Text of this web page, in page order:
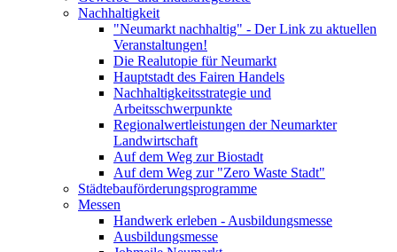
Nachhaltigkeit
"Neumarkt nachhaltig" - Der Link zu aktuellen
Veranstaltungen!
Die Realutopie für Neumarkt
Hauptstadt des Fairen Handels
Nachhaltigkeitsstrategie und
Arbeitsschwerpunkte
Regionalwertleistungen der Neumarkter
Landwirtschaft
Auf dem Weg zur Biostadt
Auf dem Weg zur "Zero Waste Stadt"
Städtebauförderungsprogramme
Messen
Handwerk erleben - Ausbildungsmesse
Ausbildungsmesse